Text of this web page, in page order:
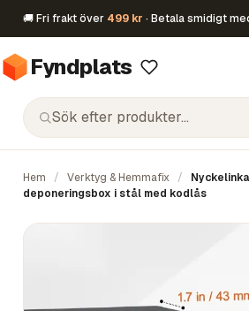
🚚 Fri frakt över 499 kr · Betala smidigt
Fyndplats
Hem / Verktyg & Hemmafix /
deponeringsbox i stål med kodlås